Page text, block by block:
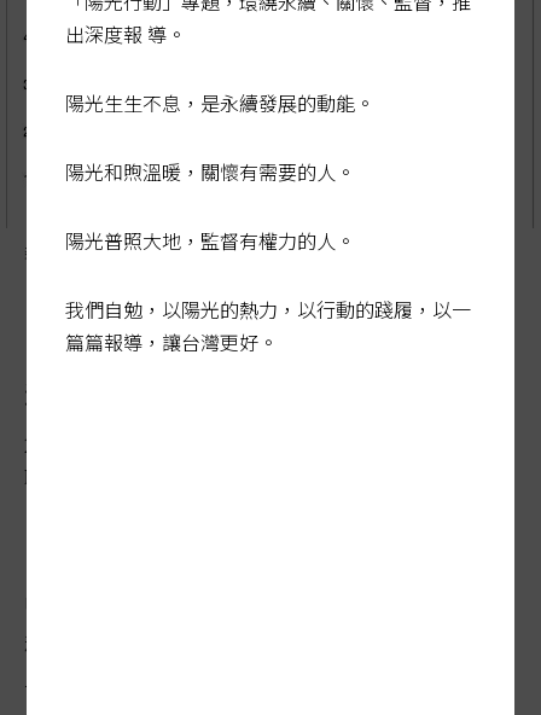
奢侈稅收愈來愈多 製表／賴昭穎 圖／聯合報提供
富人狂買豪車 奢侈稅收一路
飆
2024-10-29 01:01:01
聯合報 / 記者賴昭穎、林海／專題報導
稅制受詬病。在輿論壓力下，財政部自民國
一百年六月起針對豪車、遊艇、飛機、高爾
出深度報 導。
陽光生生不息，是永續發展的動能。
陽光和煦溫暖，關懷有需要的人。
陽光普照大地，監督有權力的人。
我們自勉，以陽光的熱力，以行動的踐履，以一
篇篇報導，讓台灣更好。